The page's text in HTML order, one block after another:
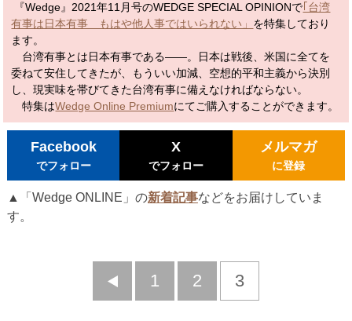
『Wedge』2021年11月号のWEDGE SPECIAL OPINIONで ｢台湾
有事は日本有事 もはや他人事ではいられない」 を特集しており
ます。
台湾有事とは日本有事である——。日本は戦後、米国に全てを
委ねて安住してきたが、もういい加減、空想的平和主義から決別
し、現実味を帯びてきた台湾有事に備えなければならない。
特集はWedge Online Premiumにてご購入することができます。
Facebook
でフォロー
X
でフォロー
メルマガ
に登録
▲「Wedge ONLINE」の新着記事などをお届けしていま
す。
前
1 2 3